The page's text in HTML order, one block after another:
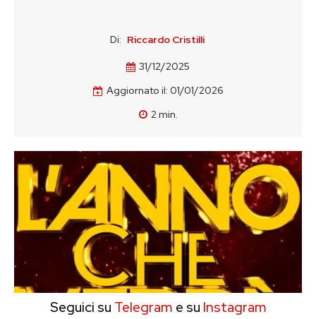
Di: Riccardo Cristilli
31/12/2025
Aggiornato il: 01/01/2026
2min.
Seguici su Telegram e su Instagram